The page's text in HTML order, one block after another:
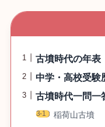
古墳時代の年表
中学・高校受験
古墳時代一問一
稲荷山古墳